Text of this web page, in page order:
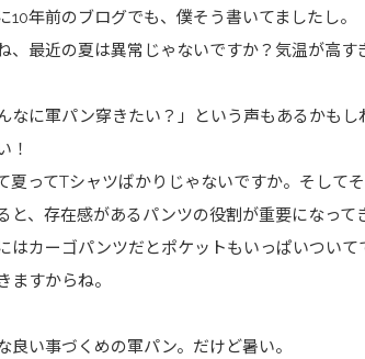
10年前のブログでも、僕そう書いてましたし。
、最近の夏は異常じゃないですか？気温が高す
んなに軍パン穿きたい？」という声もあるかも
！
夏ってTシャツばかりじゃないですか。そして
と、存在感があるパンツの役割が重要になって
はカーゴパンツだとポケットもいっぱいつい
ますからね。
良い事づくめの軍パン。だけど暑い。